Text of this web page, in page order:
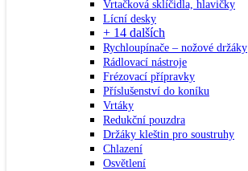
Vrtačková sklíčidla, hlavičky
Lícní desky
+ 14 dalších
Rychloupínače – nožové držáky
Rádlovací nástroje
Frézovací přípravky
Příslušenství do koníku
Vrtáky
Redukční pouzdra
Držáky kleštin pro soustruhy
Chlazení
Osvětlení